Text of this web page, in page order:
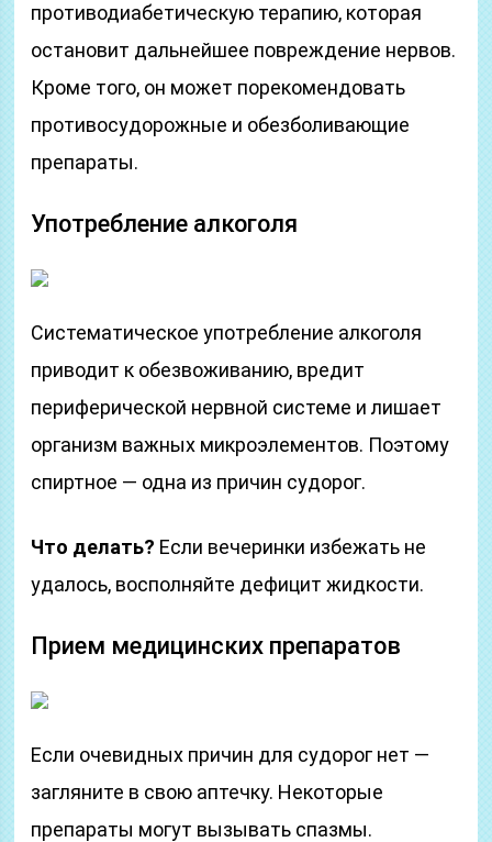
противодиабетическую терапию, которая
остановит дальнейшее повреждение нервов.
Кроме того, он может порекомендовать
противосудорожные и обезболивающие
препараты.
Употребление алкоголя
Систематическое употребление алкоголя
приводит к обезвоживанию, вредит
периферической нервной системе и лишает
организм важных микроэлементов. Поэтому
спиртное — одна из причин судорог.
Что делать? Если вечеринки избежать не
удалось, восполняйте дефицит жидкости.
Прием медицинских препаратов
Если очевидных причин для судорог нет —
загляните в свою аптечку. Некоторые
препараты могут вызывать спазмы.